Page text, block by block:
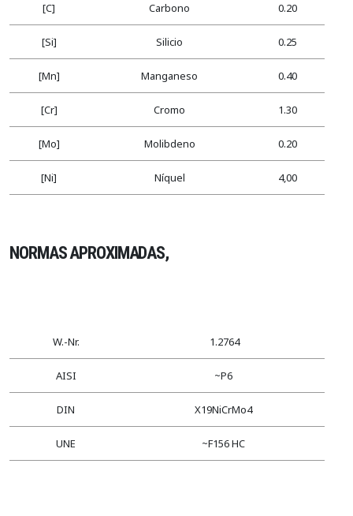
[C] Carbono 0.20
[Si] Silicio 0.25
[Mn] Manganeso 0.40
[Cr] Cromo 1.30
[Mo] Molibdeno 0.20
[Ni] Níquel 4,00
NORMAS APROXIMADAS,
W.-Nr. 1.2764
AISI ~P6
DIN X19NiCrMo4
UNE ~F156 HC